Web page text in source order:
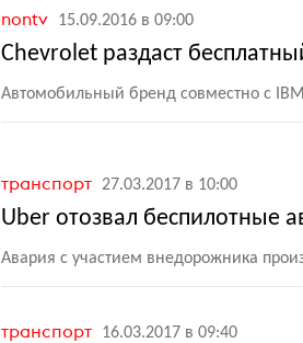
nontv 15.09.2016 в 09:00
Chevrolet раздаст
Автомобильный бренд совместно с
транспорт 27.03.2017 в 10:00
Uber отозвал беспилотные
Авария с участием внедорожника
транспорт 16.03.2017 в 09:40